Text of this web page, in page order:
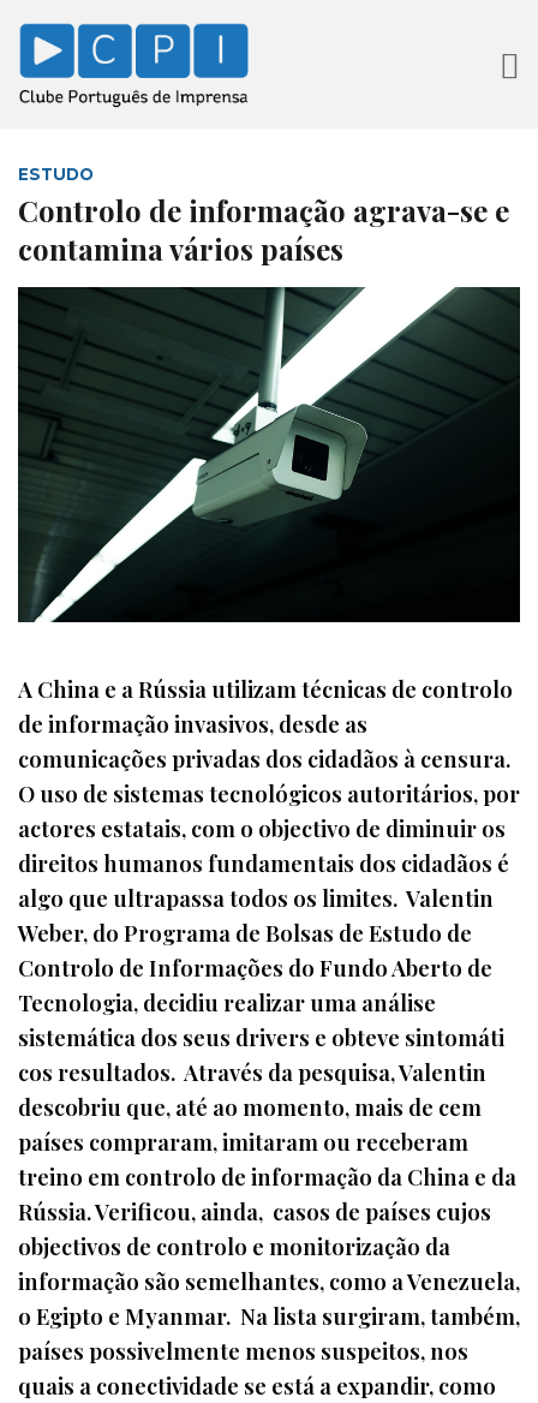
ESTUDO
Controlo de informação agrava-se e
contamina vários países
A China e a Rússia utilizam técnicas de controlo
de informação invasivos, desde as
comunicações privadas dos cidadãos à censura.
O uso de sistemas tecnológicos autoritários, por
actores estatais, com o objectivo de diminuir os
direitos humanos fundamentais dos cidadãos é
algo que ultrapassa todos os limites. Valentin
Weber, do Programa de Bolsas de Estudo de
Controlo de Informações do Fundo Aberto de
Tecnologia, decidiu realizar uma análise
sistemática dos seus drivers e obteve sintomáti
cos resultados. Através da pesquisa, Valentin
descobriu que, até ao momento, mais de cem
países compraram, imitaram ou receberam
treino em controlo de informação da China e da
Rússia. Verificou, ainda, casos de países cujos
objectivos de controlo e monitorização da
informação são semelhantes, como a Venezuela,
o Egipto e Myanmar. Na lista surgiram, também,
países possivelmente menos suspeitos, nos
quais a conectividade se está a expandir, como